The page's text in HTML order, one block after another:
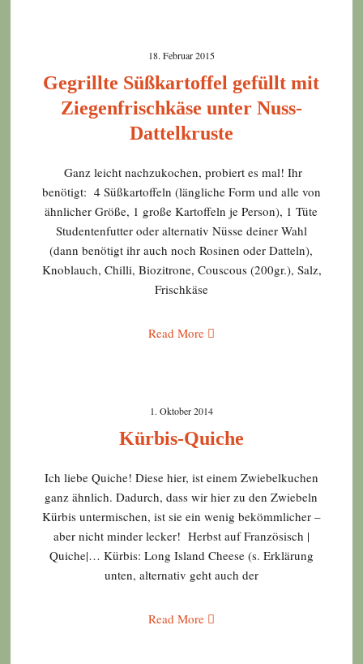
18. Februar 2015
Gegrillte Süßkartoffel gefüllt mit
Ziegenfrischkäse unter Nuss-
Dattelkruste
Ganz leicht nachzukochen, probiert es mal! Ihr
benötigt: 4 Süßkartoffeln (längliche Form und alle von
ähnlicher Größe, 1 große Kartoffeln je Person), 1 Tüte
Studentenfutter oder alternativ Nüsse deiner Wahl
(dann benötigt ihr auch noch Rosinen oder Datteln),
Knoblauch, Chilli, Biozitrone, Couscous (200gr.), Salz,
Frischkäse
Read More
1. Oktober 2014
Kürbis-Quiche
Ich liebe Quiche! Diese hier, ist einem Zwiebelkuchen
ganz ähnlich. Dadurch, dass wir hier zu den Zwiebeln
Kürbis untermischen, ist sie ein wenig bekömmlicher –
aber nicht minder lecker! Herbst auf Französisch |
Quiche|… Kürbis: Long Island Cheese (s. Erklärung
unten, alternativ geht auch der
Read More